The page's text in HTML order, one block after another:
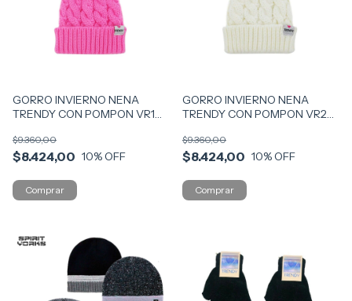
GORRO INVIERNO NENA
TRENDY CON POMPON VR1
$8.424,00
$9.360,00
10% OFF
GORRO INVIERNO NENA
TRENDY CON POMPON VR2
$8.424,00
$9.360,00
10% OFF